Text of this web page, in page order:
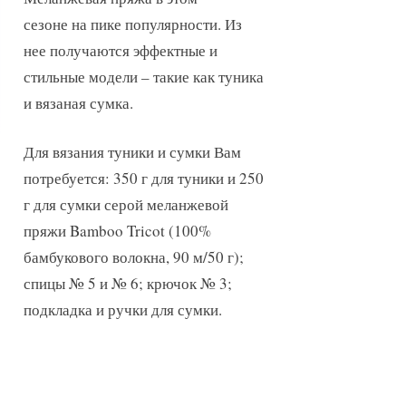
сезоне на пике популярности. Из
нее получаются эффектные и
стильные модели – такие как туника
и вязаная сумка.
Для вязания туники и сумки Вам
потребуется: 350 г для туники и 250
г для сумки серой меланжевой
пряжи Bamboo Tricot (100%
бамбукового волокна, 90 м/50 г);
спицы № 5 и № 6; крючок № 3;
подкладка и ручки для сумки.